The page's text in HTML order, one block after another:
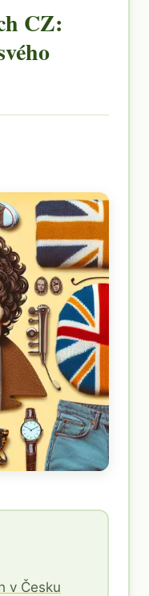
CZ:
v Česku